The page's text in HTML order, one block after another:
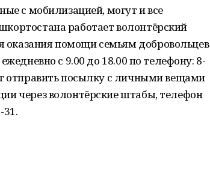
с мобилизацией, могут и все
работает волонтёрский
помощи семьям добровольцев
с 9.00 до 18.00 по телефону: 8-
отправить посылку с личными вещами
через волонтёрские штабы, телефон
31.